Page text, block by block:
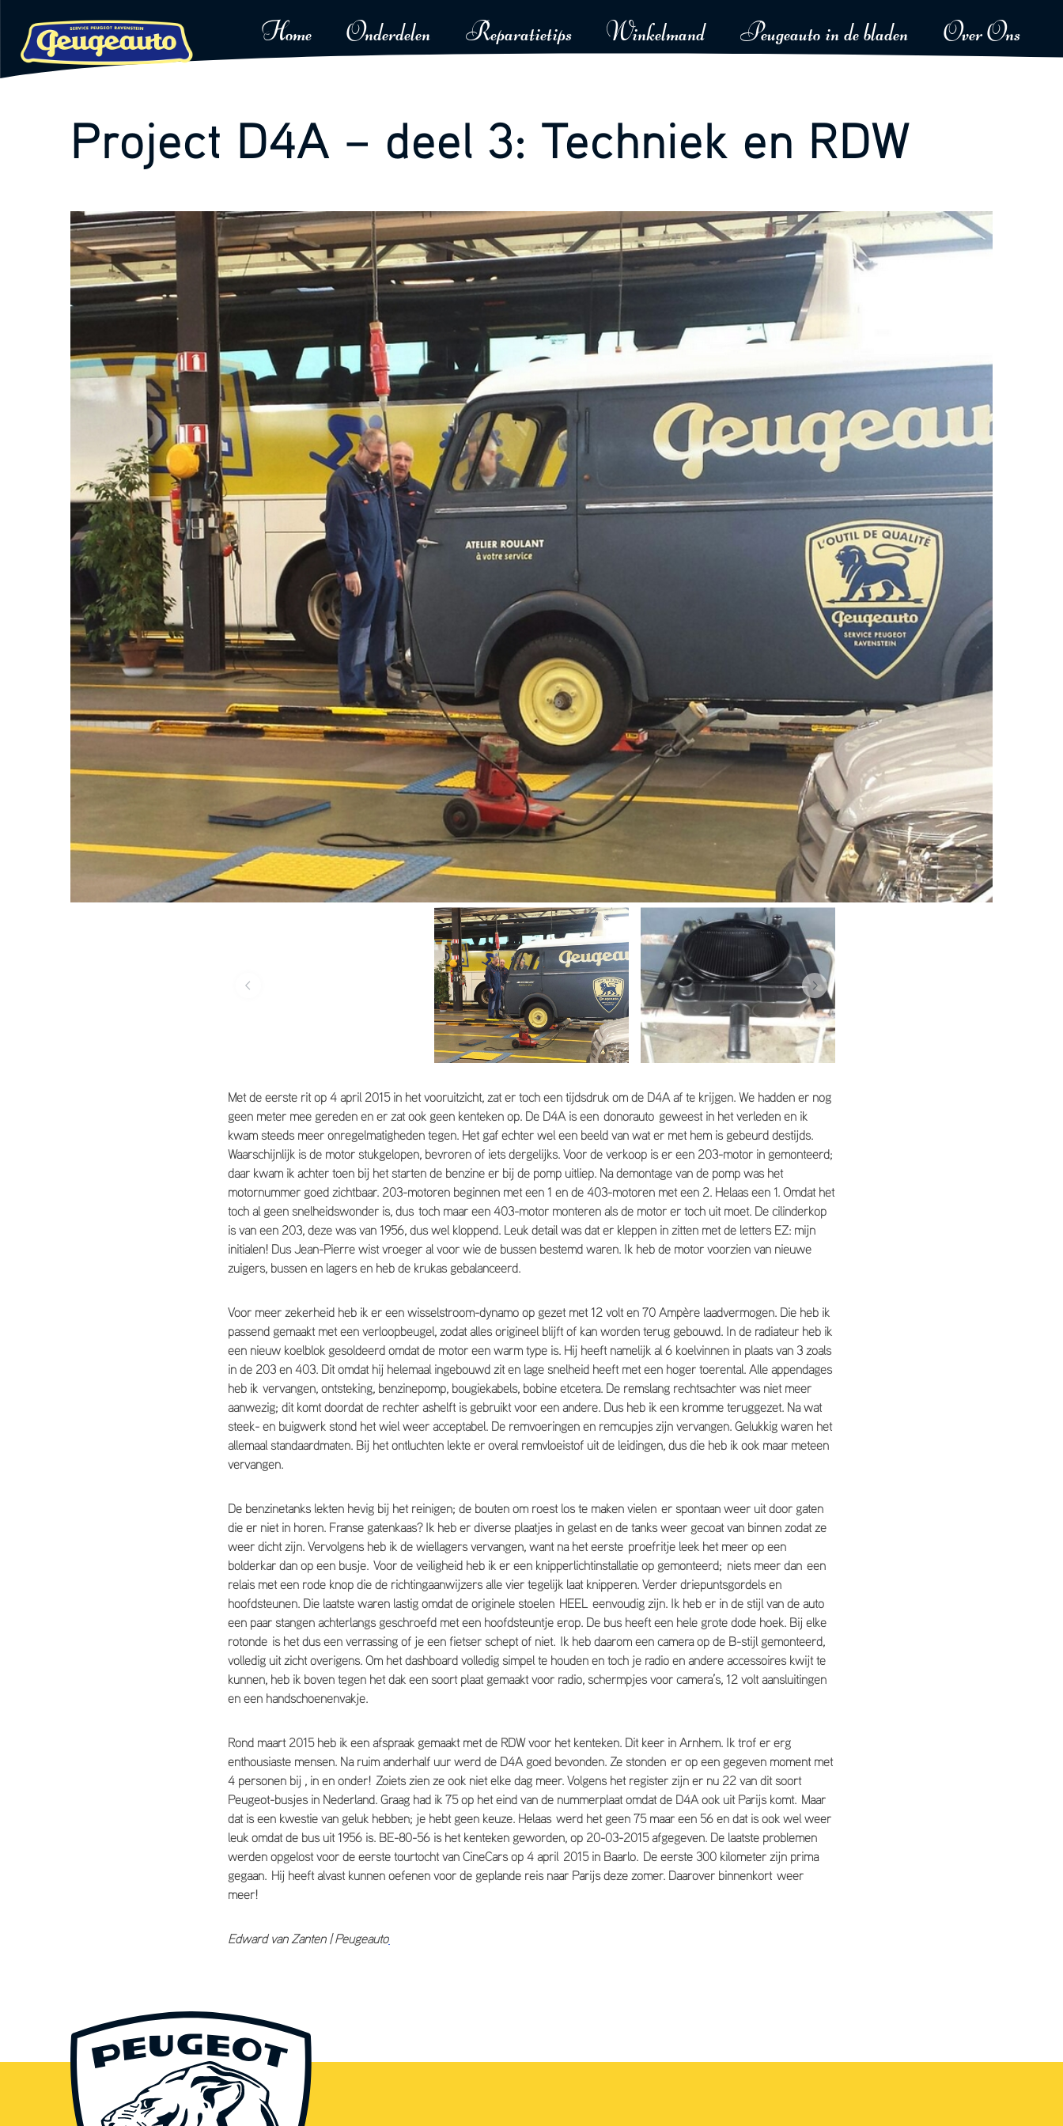
Home Onderdelen Reparatietips Winkelmand Peugeauto in de bladen Over Ons
Project D4A – deel 3: Techniek en RDW
Met de eerste rit op 4 april 2015 in het vooruitzicht, zat er toch een tijdsdruk om de D4A af te krijgen. We hadden er nog
geen meter mee gereden en er zat ook geen kenteken op. De D4A is een donorauto geweest in het verleden en ik
kwam steeds meer onregelmatigheden tegen. Het gaf echter wel een beeld van wat er met hem is gebeurd destijds.
Waarschijnlijk is de motor stukgelopen, bevroren of iets dergelijks. Voor de verkoop is er een 203-motor in gemonteerd;
daar kwam ik achter toen bij het starten de benzine er bij de pomp uitliep. Na demontage van de pomp was het
motornummer goed zichtbaar. 203-motoren beginnen met een 1 en de 403-motoren met een 2. Helaas een 1. Omdat het
toch al geen snelheidswonder is, dus toch maar een 403-motor monteren als de motor er toch uit moet. De cilinderkop
is van een 203, deze was van 1956, dus wel kloppend. Leuk detail was dat er kleppen in zitten met de letters EZ: mijn
initialen! Dus Jean-Pierre wist vroeger al voor wie de bussen bestemd waren. Ik heb de motor voorzien van nieuwe
zuigers, bussen en lagers en heb de krukas gebalanceerd.
Voor meer zekerheid heb ik er een wisselstroom-dynamo op gezet met 12 volt en 70 Ampère laadvermogen. Die heb ik
passend gemaakt met een verloopbeugel, zodat alles origineel blijft of kan worden terug gebouwd. In de radiateur heb ik
een nieuw koelblok gesoldeerd omdat de motor een warm type is. Hij heeft namelijk al 6 koelvinnen in plaats van 3 zoals
in de 203 en 403. Dit omdat hij helemaal ingebouwd zit en lage snelheid heeft met een hoger toerental. Alle appendages
heb ik vervangen, ontsteking, benzinepomp, bougiekabels, bobine etcetera. De remslang rechtsachter was niet meer
aanwezig; dit komt doordat de rechter ashelft is gebruikt voor een andere. Dus heb ik een kromme teruggezet. Na wat
steek- en buigwerk stond het wiel weer acceptabel. De remvoeringen en remcupjes zijn vervangen. Gelukkig waren het
allemaal standaardmaten. Bij het ontluchten lekte er overal remvloeistof uit de leidingen, dus die heb ik ook maar meteen
vervangen.
De benzinetanks lekten hevig bij het reinigen; de bouten om roest los te maken vielen er spontaan weer uit door gaten
die er niet in horen. Franse gatenkaas? Ik heb er diverse plaatjes in gelast en de tanks weer gecoat van binnen zodat ze
weer dicht zijn. Vervolgens heb ik de wiellagers vervangen, want na het eerste proefritje leek het meer op een
bolderkar dan op een busje. Voor de veiligheid heb ik er een knipperlichtinstallatie op gemonteerd; niets meer dan een
relais met een rode knop die de richtingaanwijzers alle vier tegelijk laat knipperen. Verder driepuntsgordels en
hoofdsteunen. Die laatste waren lastig omdat de originele stoelen HEEL eenvoudig zijn. Ik heb er in de stijl van de auto
een paar stangen achterlangs geschroefd met een hoofdsteuntje erop. De bus heeft een hele grote dode hoek. Bij elke
rotonde is het dus een verrassing of je een fietser schept of niet. Ik heb daarom een camera op de B-stijl gemonteerd,
volledig uit zicht overigens. Om het dashboard volledig simpel te houden en toch je radio en andere accessoires kwijt te
kunnen, heb ik boven tegen het dak een soort plaat gemaakt voor radio, schermpjes voor camera’s, 12 volt aansluitingen
en een handschoenenvakje.
Rond maart 2015 heb ik een afspraak gemaakt met de RDW voor het kenteken. Dit keer in Arnhem. Ik trof er erg
enthousiaste mensen. Na ruim anderhalf uur werd de D4A goed bevonden. Ze stonden er op een gegeven moment met
4 personen bij , in en onder! Zoiets zien ze ook niet elke dag meer. Volgens het register zijn er nu 22 van dit soort
Peugeot-busjes in Nederland. Graag had ik 75 op het eind van de nummerplaat omdat de D4A ook uit Parijs komt. Maar
dat is een kwestie van geluk hebben; je hebt geen keuze. Helaas werd het geen 75 maar een 56 en dat is ook wel weer
leuk omdat de bus uit 1956 is. BE-80-56 is het kenteken geworden, op 20-03-2015 afgegeven. De laatste problemen
werden opgelost voor de eerste tourtocht van CineCars op 4 april 2015 in Baarlo. De eerste 300 kilometer zijn prima
gegaan. Hij heeft alvast kunnen oefenen voor de geplande reis naar Parijs deze zomer. Daarover binnenkort weer
meer!
Edward van Zanten | Peugeauto